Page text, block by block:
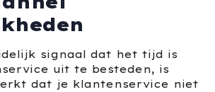
signaal dat het tijd is
uit te besteden, is
dat je klantenservice niet